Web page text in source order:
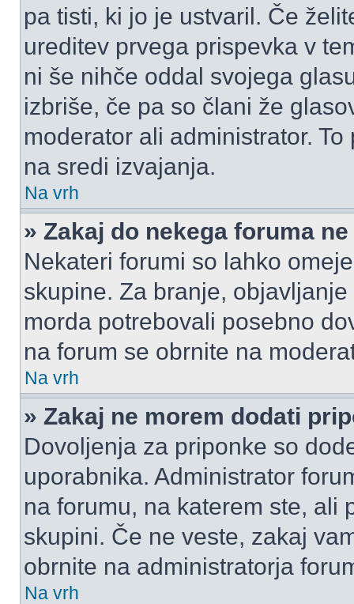
pa tisti, ki jo je ustvaril. Če
ureditev prvega prispevka v
ni še nihče oddal svojega
izbriše, če pa so člani že
moderator ali administrator.
na sredi izvajanja.
Na vrh
» Zakaj do nekega foruma
Nekateri forumi so lahko
skupine. Za branje,
morda potrebovali posebno
na forum se obrnite na
Na vrh
» Zakaj ne morem dodati
Dovoljenja za priponke so
uporabnika. Administrator
na forumu, na katerem ste, ali
skupini. Če ne veste, zakaj
obrnite na administratorja
Na vrh